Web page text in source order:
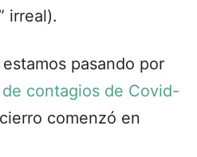
irreal).
estamos pasando por
contagios de Covid-
comenzó en